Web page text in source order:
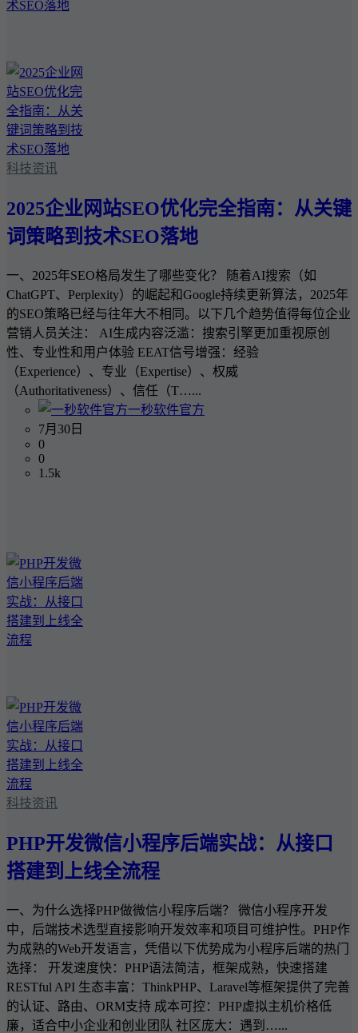
科技资讯
2025企业网站SEO优化完全指南：从关键
词策略到技术SEO落地
一、2025年SEO格局发生了哪些变化？ 随着AI搜索（如
ChatGPT、Perplexity）的崛起和Google持续更新算法，2025年
的SEO策略已经与往年大不相同。以下几个趋势值得每位企业
营销人员关注： AI生成内容泛滥：搜索引擎更加重视原创
性、专业性和用户体验 EEAT信号增强：经验
（Experience）、专业（Expertise）、权威
（Authoritativeness）、信任（T…...
一秒软件官方
7月30日
0
0
1.5k
科技资讯
PHP开发微信小程序后端实战：从接口
搭建到上线全流程
一、为什么选择PHP做微信小程序后端？ 微信小程序开发
中，后端技术选型直接影响开发效率和项目可维护性。PHP作
为成熟的Web开发语言，凭借以下优势成为小程序后端的热门
选择： 开发速度快：PHP语法简洁，框架成熟，快速搭建
RESTful API 生态丰富：ThinkPHP、Laravel等框架提供了完善
的认证、路由、ORM支持 成本可控：PHP虚拟主机价格低
廉，适合中小企业和创业团队 社区庞大：遇到…...